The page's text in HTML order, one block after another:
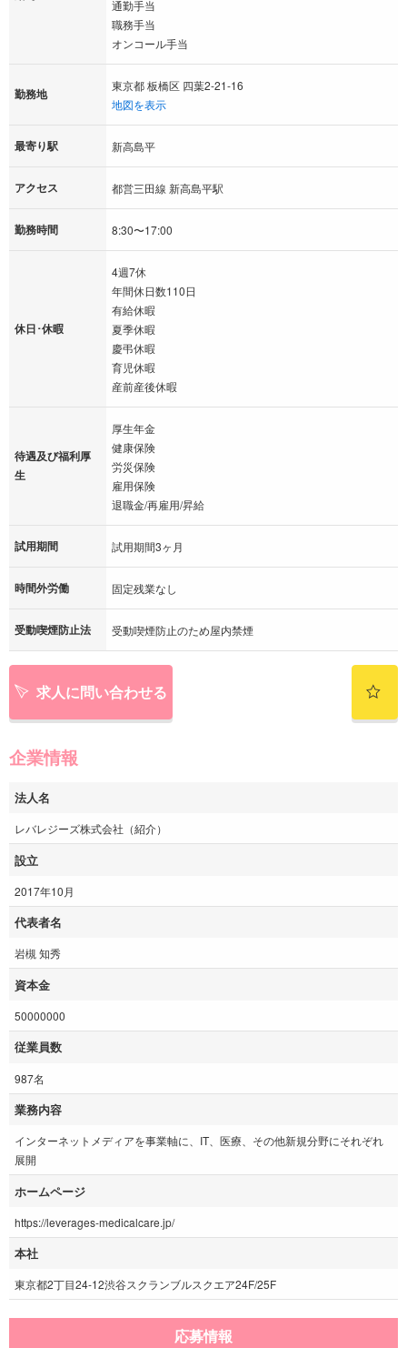
通勤手当
職務手当
オンコール手当
勤務地
東京都 板橋区 四葉2-21-16
地図を表示
最寄り駅 新高島平
アクセス 都営三田線 新高島平駅
勤務時間 8:30〜17:00
休日･休暇
4週7休
年間休日数110日
有給休暇
夏季休暇
慶弔休暇
育児休暇
産前産後休暇
待遇及び福利厚
生
厚生年金
健康保険
労災保険
雇用保険
退職金/再雇用/昇給
試用期間 試用期間3ヶ月
時間外労働 固定残業なし
受動喫煙防止法 受動喫煙防止のため屋内禁煙
求人に問い合わせる
企業情報
法人名
レバレジーズ株式会社（紹介）
設立
2017年10月
代表者名
岩槻 知秀
資本金
50000000
従業員数
987名
業務内容
インターネットメディアを事業軸に、IT、医療、その他新規分野にそれぞれ
展開
ホームページ
https://leverages-medicalcare.jp/
本社
東京都2丁目24-12渋谷スクランブルスクエア24F/25F
応募情報